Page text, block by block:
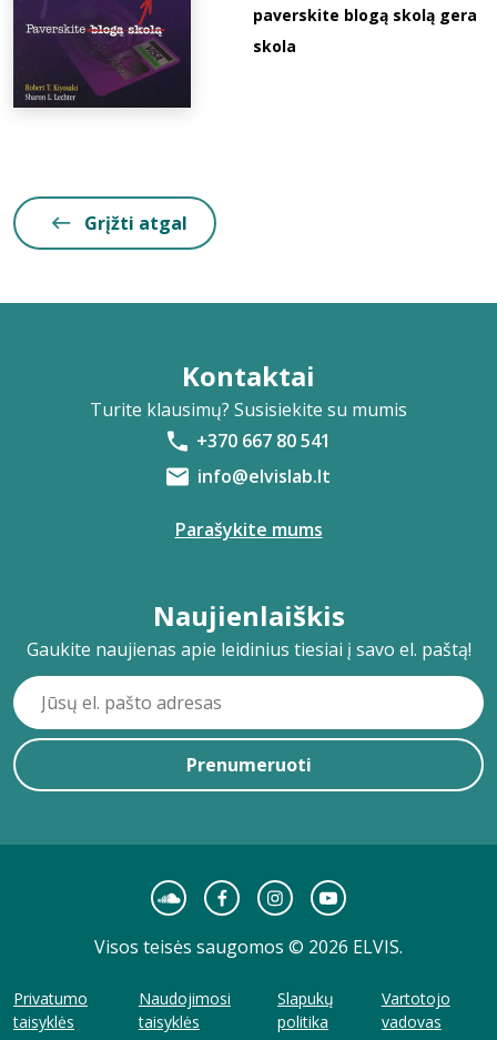
paverskite blogą skolą gera
skola
Grįžti atgal
Kontaktai
Turite klausimų? Susisiekite su mumis
+370 667 80 541
info@elvislab.lt
Parašykite mums
Naujienlaiškis
Gaukite naujienas apie leidinius tiesiai į savo el. paštą!
Prenumeruoti
Visos teisės saugomos © 2026 ELVIS.
Privatumo
taisyklės
Naudojimosi
taisyklės
Slapukų
politika
Vartotojo
vadovas